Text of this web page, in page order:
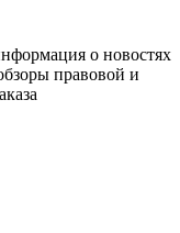
о новостях
правовой и